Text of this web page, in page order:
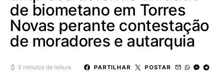
de biometano em Torres
Novas perante contestação
de moradores e autarquia
3 minutos de leitura PARTILHAR POSTAR